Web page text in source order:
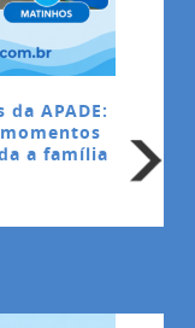
APADE:
a família